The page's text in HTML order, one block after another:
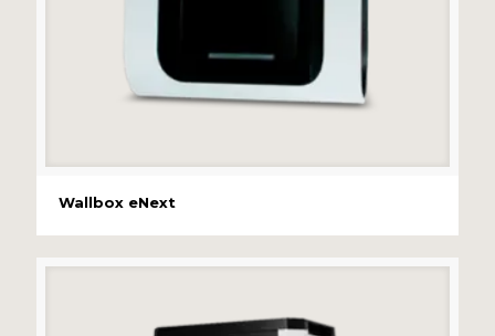
Wallbox eNext